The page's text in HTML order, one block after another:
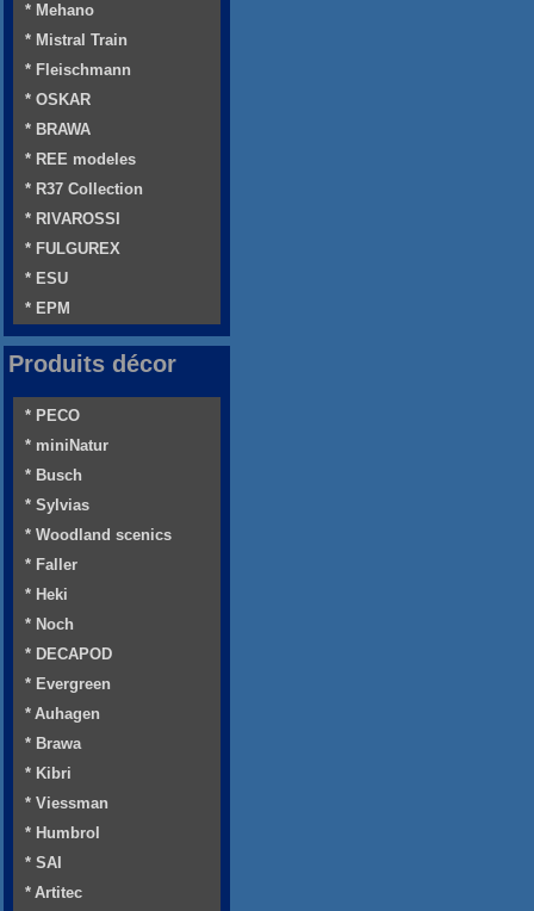
* Mehano
* Mistral Train
* Fleischmann
* OSKAR
* BRAWA
* REE modeles
* R37 Collection
* RIVAROSSI
* FULGUREX
* ESU
* EPM
Produits décor
* PECO
* miniNatur
* Busch
* Sylvias
* Woodland scenics
* Faller
* Heki
* Noch
* DECAPOD
* Evergreen
* Auhagen
* Brawa
* Kibri
* Viessman
* Humbrol
* SAI
* Artitec